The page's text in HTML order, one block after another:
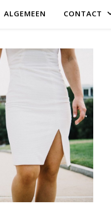
ALGEMEEN CONTACT